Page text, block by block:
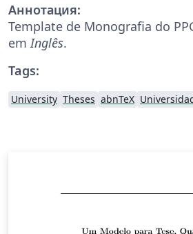
Аннотация:
Template de Monografia do
em Inglês.
Tags:
University Theses abnTeX